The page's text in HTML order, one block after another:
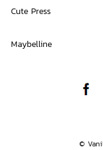
Cute Press
Maybelline
©